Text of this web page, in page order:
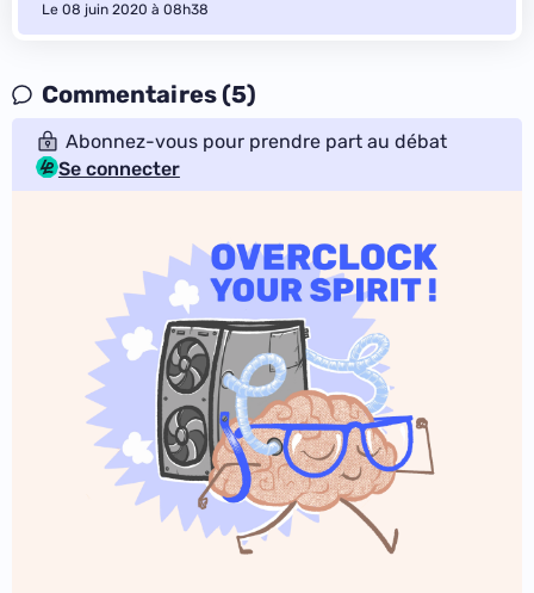
Le 08 juin 2020 à 08h38
Commentaires (5)
Abonnez-vous pour prendre part au débat
Se connecter